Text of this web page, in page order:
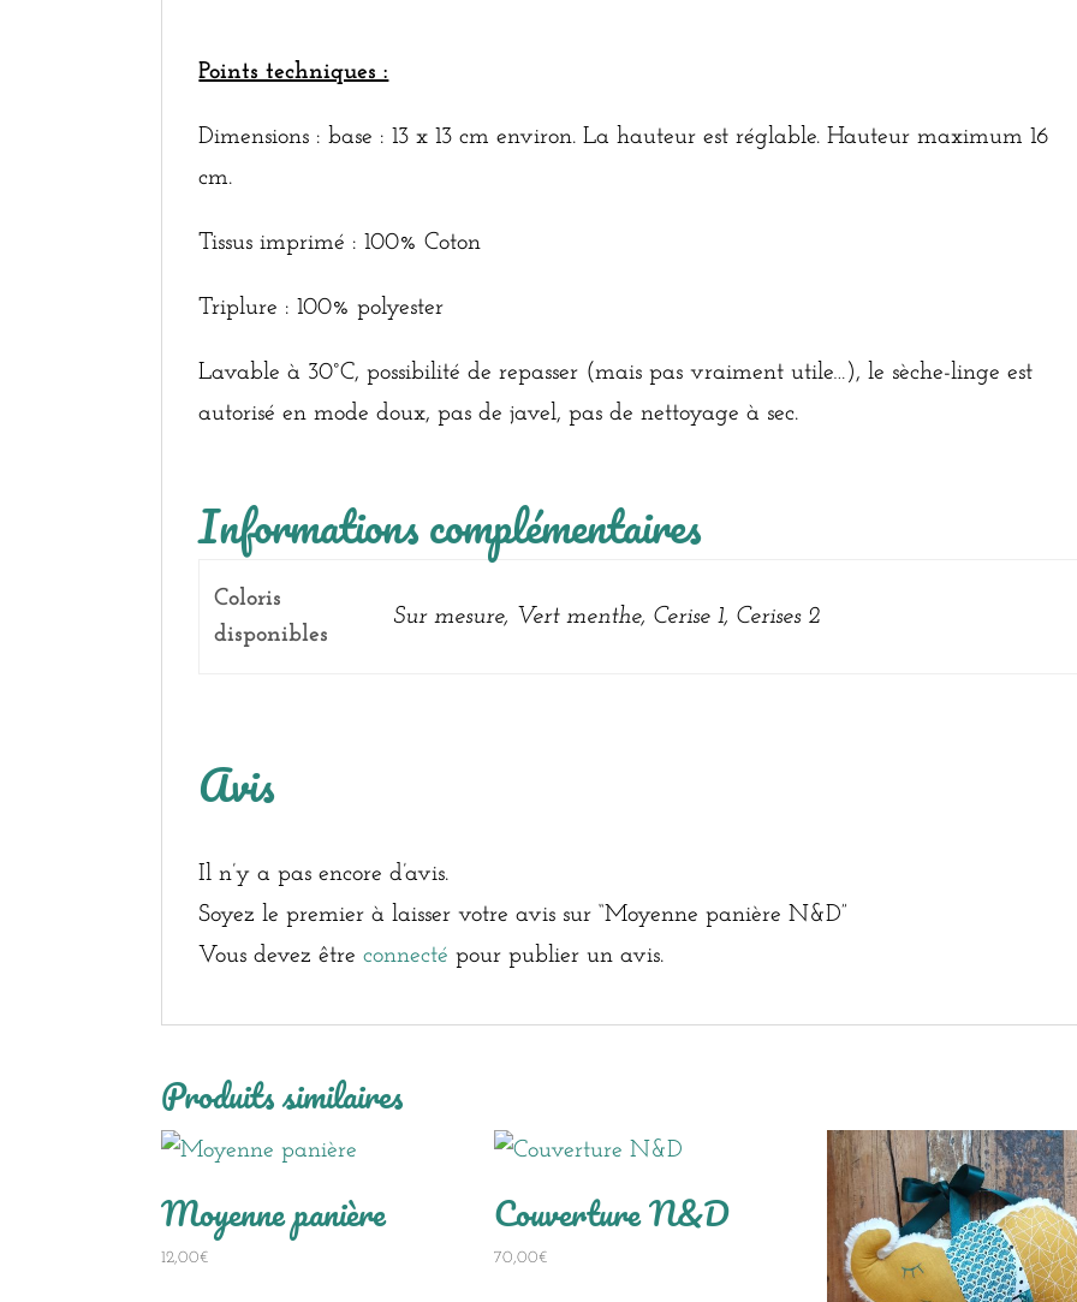
Points techniques :
Dimensions : base : 13 x 13 cm environ. La hauteur est réglable. Hauteur maximum 16
cm.
Tissus imprimé : 100% Coton
Triplure : 100% polyester
Lavable à 30°C, possibilité de repasser (mais pas vraiment utile…), le sèche-linge est
autorisé en mode doux, pas de javel, pas de nettoyage à sec.
Informations complémentaires
Coloris
disponibles
Sur mesure, Vert menthe, Cerise 1, Cerises 2
Avis
Il n’y a pas encore d’avis.
Soyez le premier à laisser votre avis sur “Moyenne panière N&D”
Vous devez êtreconnecté pour publier un avis.
Produits similaires
Moyenne panière
12,00€
Couverture N&D
70,00€